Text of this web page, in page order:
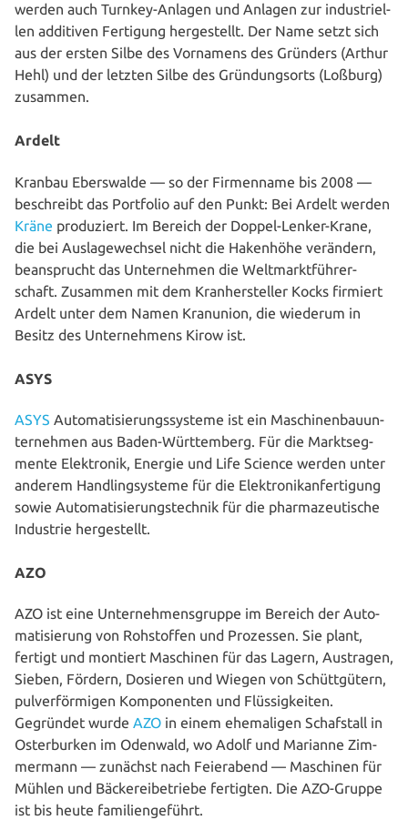
werden auch Turnkey-Anlagen und Anlagen zur indus­tri­el­
len additiven Fertigung her­ge­stellt. Der Name setzt sich
aus der ersten Silbe des Vornamens des Gründers (Arthur
Hehl) und der letzten Silbe des Grün­dungs­orts (Loßburg)
zusammen.
Ardelt
Kranbau Ebers­wal­de — so der Fir­men­na­me bis 2008 —
beschreibt das Portfolio auf den Punkt: Bei Ardelt werden
Kräne pro­du­ziert. Im Bereich der Doppel-Lenker-Krane,
die bei Aus­la­ge­wech­sel nicht die Hakenhöhe verändern,
bean­sprucht das Unter­neh­men die Welt­markt­füh­rer­
schaft. Zusammen mit dem Kran­her­stel­ler Kocks firmiert
Ardelt unter dem Namen Kranunion, die wiederum in
Besitz des Unter­neh­mens Kirow ist.
ASYS
ASYS Auto­ma­ti­sie­rungs­sys­te­me ist ein Maschi­nen­bau­un­
ter­neh­men aus Baden-Würt­tem­berg. Für die Markt­seg­
men­te Elek­tro­nik, Energie und Life Science werden unter
anderem Hand­ling­sys­te­me für die Elek­troni­k­an­fer­ti­gung
sowie Auto­ma­ti­sie­rungs­tech­nik für die phar­ma­zeu­ti­sche
Industrie hergestellt.
AZO
AZO ist eine Unter­neh­mens­grup­pe im Bereich der Auto­
ma­ti­sie­rung von Roh­stof­fen und Prozessen. Sie plant,
fertigt und montiert Maschinen für das Lagern, Austragen,
Sieben, Fördern, Dosieren und Wiegen von Schütt­gü­tern,
pul­ver­för­mi­gen Kom­po­nen­ten und Flüs­sig­kei­ten.
Gegründet wurde AZO in einem ehe­ma­li­gen Schaf­stall in
Oster­bur­ken im Odenwald, wo Adolf und Marianne Zim­
mer­mann — zunächst nach Fei­er­abend — Maschinen für
Mühlen und Bäcke­rei­be­trie­be fertigten. Die AZO-Gruppe
ist bis heute familiengeführt.